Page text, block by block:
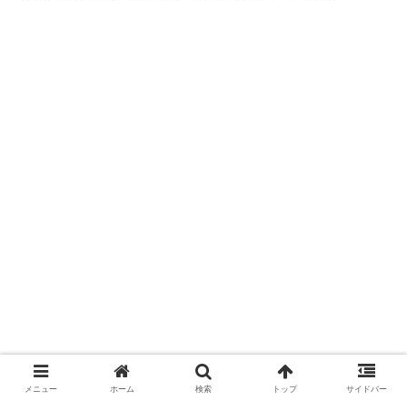
メニュー ホーム 検索 トップ サイドバー